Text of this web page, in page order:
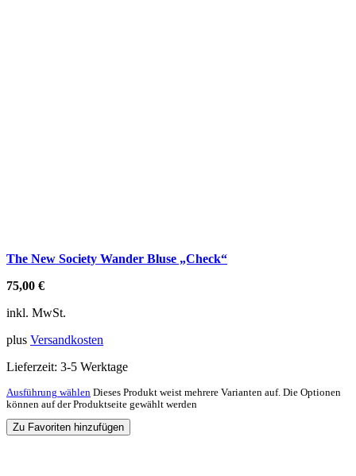
The New Society Wander Bluse „Check“
75,00 €
inkl. MwSt.
plus Versandkosten
Lieferzeit: 3-5 Werktage
Ausführung wählen Dieses Produkt weist mehrere Varianten auf. Die Optionen
können auf der Produktseite gewählt werden
Zu Favoriten hinzufügen